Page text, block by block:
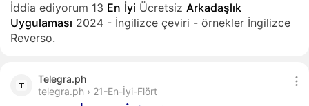
İddia ediyorum 13 En İyi Ücretsiz Arkadaşlık
Uygulaması 2024 - İngilizce çeviri - örnekler İngilizce
Reverso.
Telegra.ph
telegra.ph › 21-En-İyi-Flört